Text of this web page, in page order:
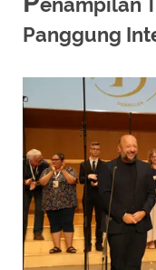
enampilan
Panggung